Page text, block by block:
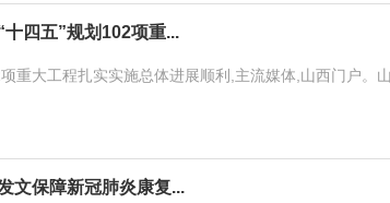
四五”规划102项重...
重大工程扎实实施总体进展顺利,主流媒体,山西门户。
文保障新冠肺炎康复...